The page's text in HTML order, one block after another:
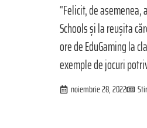
“Felicit, de
Schools și la reușita
ore de EduGaming la
exemple de jocuri
noiembrie 28, 2022